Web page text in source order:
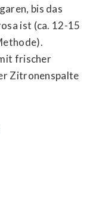
bis das
ist (ca. 12-15
frischer
Zitronenspalte